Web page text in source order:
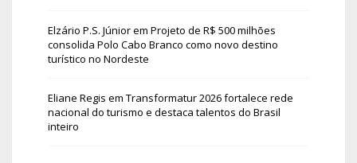
Elzário P.S. Júniorem Projeto de R$ 500 milhões
consolida Polo Cabo Branco como novo destino
turístico no Nordeste
Eliane Regis em Transformatur 2026 fortalece rede
nacional do turismo e destaca talentos do Brasil
inteiro